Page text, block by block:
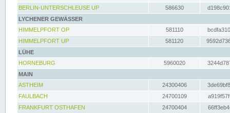
BERLIN-UNTERSCHLEUSE UP
586630
LYCHENER GEWÄSSER
HIMMELPFORT OP
581110
HIMMELPFORT UP
581120
LÜHE
HORNEBURG
5960020
MAIN
ASTHEIM
24300406
FAULBACH
24700109
FRANKFURT OSTHAFEN
24700404